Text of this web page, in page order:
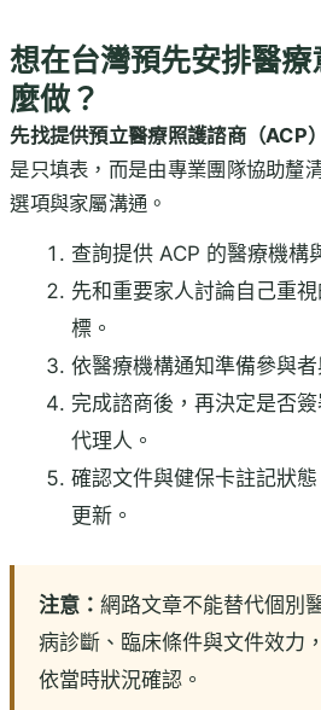
想在台灣預先安排醫
麼做？
先找提供預立醫療照護諮商（ACP
是只填表，而是由專業團隊協助釐
選項與家屬溝通。
查詢提供 ACP 的醫療機構
先和重要家人討論自己重
標。
依醫療機構通知準備參與者
完成諮商後，再決定是否
代理人。
確認文件與健保卡註記狀
更新。
注意：網路文章不能替代個別
病診斷、臨床條件與文件效力
依當時狀況確認。